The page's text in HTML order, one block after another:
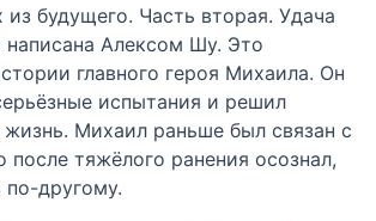
из будущего. Часть вторая. Удача
Алексом Шу. Это
главного героя Михаила. Он
испытания и решил
Михаил раньше был связан с
после тяжёлого ранения осознал,
по-другому.